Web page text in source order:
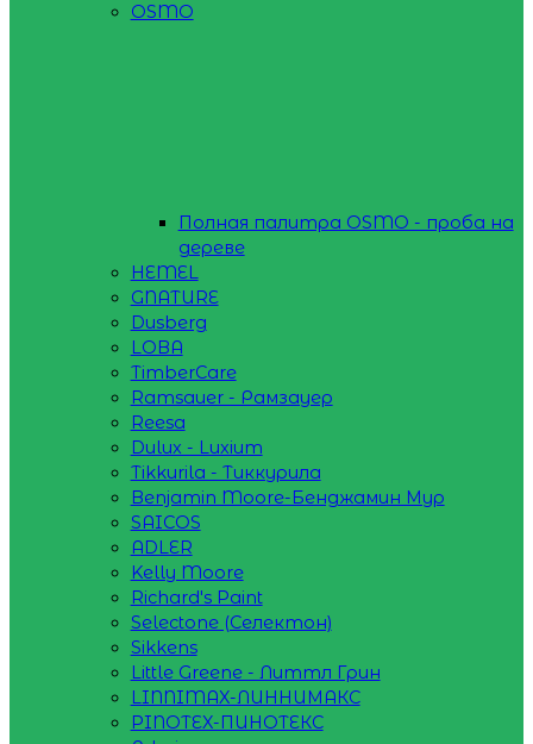
OSMO
Полная палитра OSMO - проба на
дереве
HEMEL
GNATURE
Dusberg
LOBA
TimberCare
Ramsauer - Рамзауер
Reesa
Dulux - Luxium
Tikkurila - Тиккурила
Benjamin Moore-Бенджамин Мур
SAICOS
ADLER
Kelly Moore
Richard's Paint
Selectone (Селектон)
Sikkens
Little Greene - Литтл Грин
LINNIMAX-ЛИННИМАКС
PINOTEX-ПИНОТЕКС